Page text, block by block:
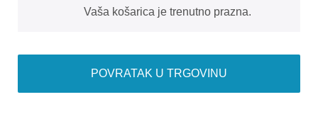
Vaša košarica je trenutno prazna.
POVRATAK U TRGOVINU